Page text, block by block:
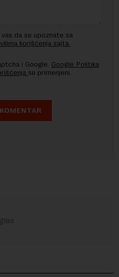
da se upoznate sa
korišćenja sajta.
i Google. Google Politika
su primenjeni.